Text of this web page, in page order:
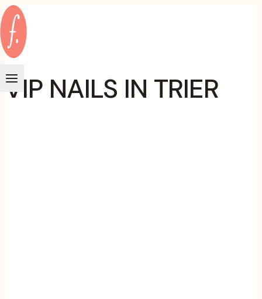
Zum
Inhalt
springen
VIP NAILS IN TRIER